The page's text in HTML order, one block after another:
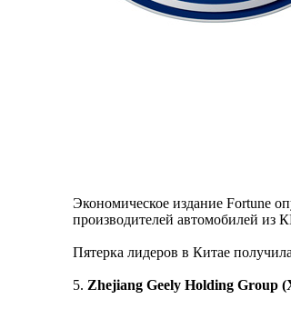
Экономическое издание Fortune
производителей автомобилей из
Пятерка лидеров в Китае
5. Zhejiang Geely Holding Group